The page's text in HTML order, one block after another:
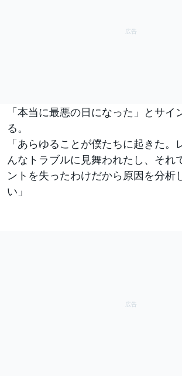
「本当に最悪の日になった」とサイ
る。
「あらゆることが僕たちに起きた。
んなトラブルに見舞われたし、それ
ントを失ったわけだから原因を分析
い」